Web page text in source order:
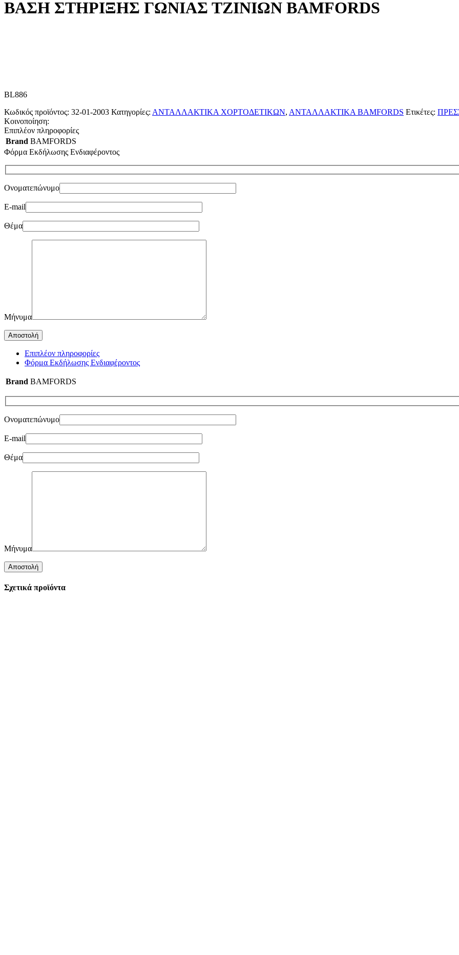
ΒΑΣΗ ΣΤΗΡΙΞΗΣ ΓΩΝΙΑΣ ΤΖΙΝΙΩΝ BAMFORDS
BL886
Κωδικός προϊόντος: 32-01-2003 Κατηγορίες: ΑΝΤΑΛΛΑΚΤΙΚΑ ΧΟΡΤΟΔΕΤΙΚΩΝ, ΑΝΤΑΛΛΑΚΤΙΚΑ BAMFORDS Ετικέτες:
Κοινοποίηση:
Επιπλέον πληροφορίες
Brand BAMFORDS
Φόρμα Εκδήλωσης Ενδιαφέροντος
Ονοματεπώνυμο
E-mail
Θέμα
Μήνυμα
Επιπλέον πληροφορίες
Φόρμα Εκδήλωσης Ενδιαφέροντος
Brand BAMFORDS
Ονοματεπώνυμο
E-mail
Θέμα
Μήνυμα
Σχετικά προϊόντα